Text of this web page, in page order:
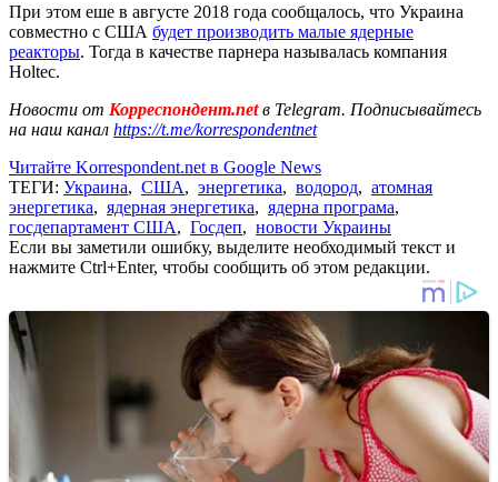
При этом еше в августе 2018 года сообщалось, что Украина
совместно с США будет производить малые ядерные
реакторы. Тогда в качестве парнера называлась компания
Holtec.
Новости от Корреспондент.netв Telegram. Подписывайтесь
на наш канал https://t.me/korrespondentnet
Читайте Korrespondent.net в Google News
ТЕГИ: Украина, США, энергетика, водород, атомная
энергетика, ядерная энергетика, ядерна програма,
госдепартамент США, Госдеп, новости Украины
Если вы заметили ошибку, выделите необходимый текст и
нажмите Ctrl+Enter, чтобы сообщить об этом редакции.